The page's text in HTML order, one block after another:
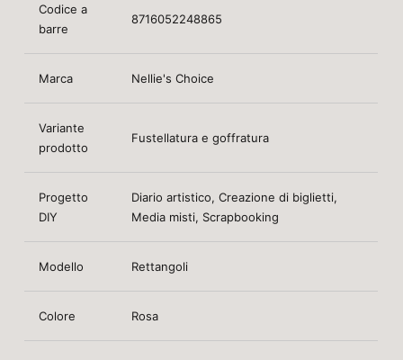
Codice a
barre
8716052248865
Marca Nellie's Choice
Variante
prodotto
Fustellatura e goffratura
Progetto
DIY
Diario artistico, Creazione di biglietti,
Media misti, Scrapbooking
Modello Rettangoli
Colore Rosa